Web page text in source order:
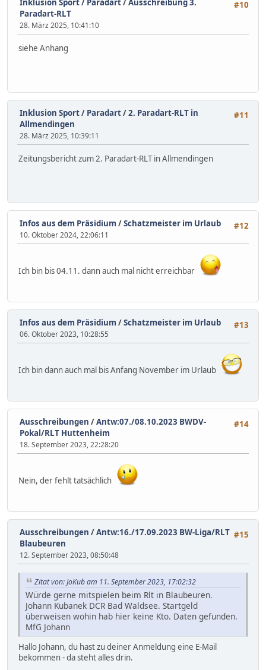
#10
Inklusion Sport / Paradart/Ausschreibung 3.
Paradart-RLT
28. März 2025, 10:41:10
siehe Anhang
#11
Inklusion Sport / Paradart/2. Paradart-RLT in
Allmendingen
28. März 2025, 10:39:11
Zeitungsbericht zum 2. Paradart-RLT in Allmendingen
#12
Infos aus dem Präsidium /Schatzmeister im Urlaub
10. Oktober 2024, 22:06:11
Ich bin bis 04.11. dann auch mal nicht erreichbar
#13
Infos aus dem Präsidium /Schatzmeister im Urlaub
06. Oktober 2023, 10:28:55
Ich bin dann auch mal bis Anfang November im Urlaub
#14
Ausschreibungen /Antw:07./08.10.2023 BWDV-
Pokal/RLT Huttenheim
18. September 2023, 22:28:20
Nein, der fehlt tatsächlich
#15
Ausschreibungen /Antw:16./17.09.2023 BW-Liga/RLT
Blaubeuren
12. September 2023, 08:50:48
Zitat von: JoKub am 11. September 2023, 17:02:32
Würde gerne mitspielen beim Rlt in Blaubeuren.
Johann Kubanek DCR Bad Waldsee. Startgeld
überweisen wohin hab hier keine Kto. Daten gefunden.
MfG Johann
Hallo Johann, du hast zu deiner Anmeldung eine E-Mail
bekommen - da steht alles drin.